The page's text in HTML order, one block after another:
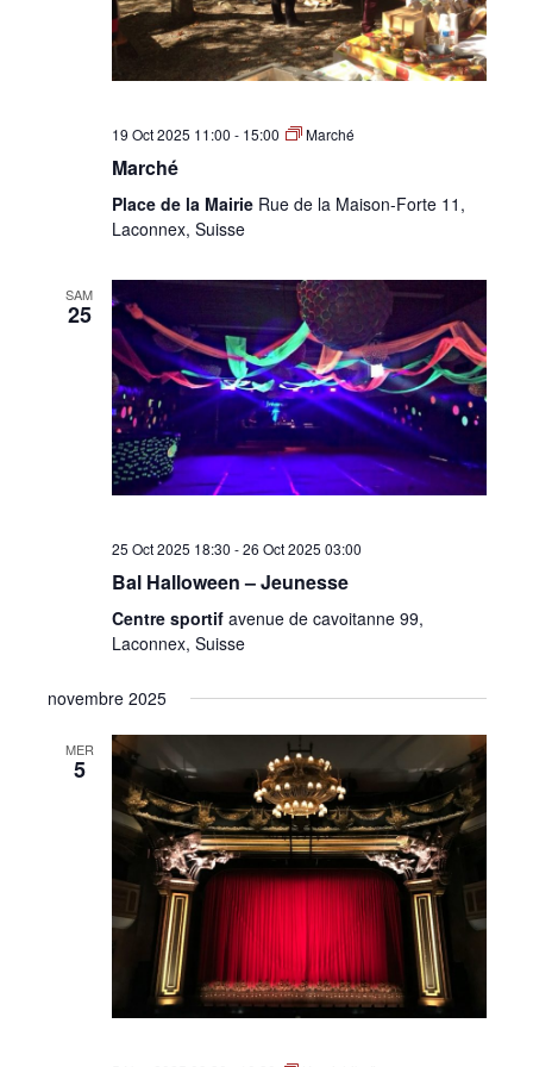
19 Oct 2025 11:00 - 15:00 Marché
Marché
Place de la Mairie Rue de la Maison-Forte 11,
Laconnex, Suisse
SAM
25
25 Oct 2025 18:30 -26 Oct 2025 03:00
Bal Halloween – Jeunesse
Centre sportif avenue de cavoitanne 99,
Laconnex, Suisse
novembre 2025
MER
5